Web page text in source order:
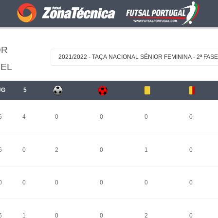
2021/2022 - TAÇA NACIONAL SÉNIOR FEMININA - 2ª
5
4 0 0 0 0
0 2 0 1 0
0 0 0 0 0
1 0 0 2 0